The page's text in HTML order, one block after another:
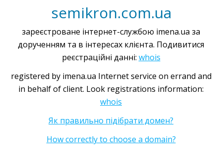
semikron.com.ua
зареєстроване інтернет-службою imena.ua за
дорученням та в інтересах клієнта. Подивитися
реєстраційні данні: whois
registered by imena.ua Internet service on errand and
in behalf of client. Look registrations information:
whois
Як правильно підібрати домен?
How correctly to choose a domain?